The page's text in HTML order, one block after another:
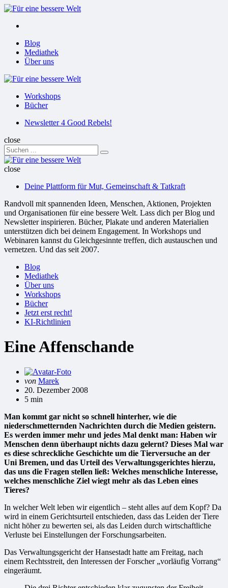
Menu
Menu
Blog
Mediathek
Über uns
Für
Workshops
Bücher
SuchenNewsletter 4 Good Rebels!
close
Search
for:
Suchen
Für
Welt
close
Deine Plattform für Mut, Gemeinschaft & Tatkraft
Randvoll mit spannenden Ideen, Menschen, Aktionen, Projekten
und Organisationen für eine bessere Welt. Lass dich per Blog und
Newsletter inspirieren. Bücher, Plakate und anderen Materialien
unterstützen dich bei deinem Engagement. In Workshops und
Webinaren kannst du Gleichgesinnte treffen, dich austauschen und
vernetzen. Und das seit 2007.
Blog
Mediathek
Über uns
Workshops
Bücher
Jetzt erst recht!
KI-Richtlinien
Eine Affenschande
Gepostet
von
von Marek
20. Dezember 2008
5 min
Man kommt gar nicht so schnell hinterher, wie die
niederschmetternden Nachrichten durch die Medien geistern.
Es werden immer mehr und jedes Mal denkt man: Haben wir
Menschen denn überhaupt nichts dazu gelernt? Dieses Mal war
es diese schreckliche Geschichte um die Tierversuche an der
Uni Bremen, und das Urteil des Verwaltungsgerichtes hierzu,
das uns die Fragen stellen ließ: Welches menschliche Interesse,
welches menschliche Ziel wiegt mehr als das Leben eines
Tieres?
In welcher Welt leben wir eigentlich – steht alles auf dem Kopf? Da
wird in einem Gerichtsurteil entschieden, dass das Leiden der Tiere
nicht höher zu bewerten sei, als das Leiden durch wirtschaftliche
Verluste bei Einstellungen der Forschungsarbeiten.
Das Verwaltungsgericht der Hansestadt hatte am Freitag, nach
einem Rechtsstreit, den Interessen der Forscher „vorläufig Vorrang“
eingeräumt.